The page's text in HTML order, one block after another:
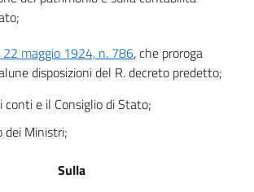
Sezione III - Dei beni mobili.
22 maggio 1924, n. 786, che proroga
disposizioni del R. decreto predetto;
e il Consiglio di Stato;
dei Ministri;
Sulla